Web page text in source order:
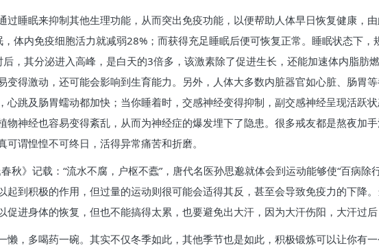
过睡眠来抑制其他生理功能，从而突出免疫功能，以便帮助人体早日恢复健康，
体内免疫细胞活力就减弱28%；而获得充足睡眠后便可恢复正常。睡眠状态下
，其分泌进入高峰，是白天的3倍多，该激素除了促进生长，还能加速体内脂肪
变得激动，还可能会影响到生育能力。另外，人体大多数内脏器官如心脏、肠胃
心跳及肠胃蠕动都加快；当你睡着时，交感神经变得抑制，副交感神经呈现活跃
物神经也容易变得紊乱，从而为神经症的爆发埋下了隐患。很多戒友都是熬夜加
谓惶惶不可终日，活得异常痛苦和折磨。
记载：“流水不腐，户枢不蠹”，唐代名医孙思邈就体会到运动能够使“百病除
起到积极的作用，但过量的运动则很可能会适得其反，甚至会导致免疫力的下降
进身体的恢复，但也不能搞得太累，也要避免出大汗，因为大汗伤阳，大汗过后
懒，多喝药一碗。其实不仅冬季如此，其他季节也是如此，积极锻炼可以让你有